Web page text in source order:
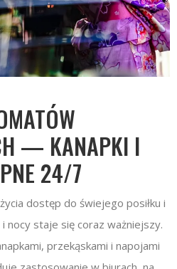
— KANAPKI I
24/7
dostęp do świejego posiłku i
nocy staje się coraz ważniejszy.
przekąskami i napojami